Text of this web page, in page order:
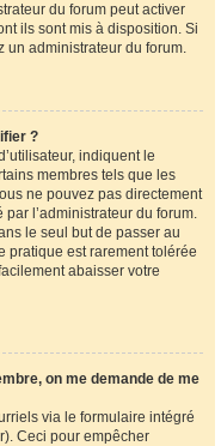
du forum peut activer
ils sont mis à disposition. Si
un administrateur du forum.
?
indiquent le
membres tels que les
ne pouvez pas directement
par l’administrateur du forum.
le seul but de passer au
pratique est rarement tolérée
abaisser votre
on me demande de me
via le formulaire intégré
Ceci pour empêcher